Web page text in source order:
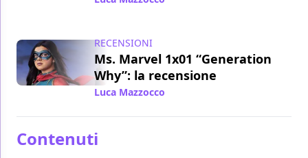
RECENSIONI
Ms. Marvel 1x01 “Generation
Why”: la recensione
Luca Mazzocco
Contenuti